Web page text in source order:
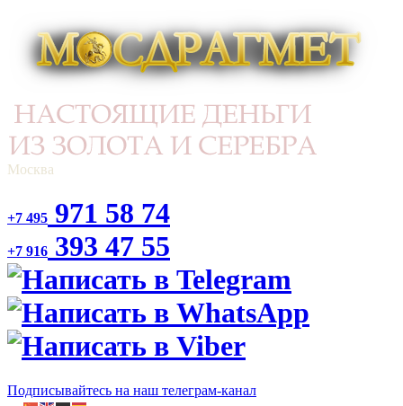
Москва
+7 495 971 58 74
+7 916 393 47 55
Подписывайтесь на наш телеграм-канал